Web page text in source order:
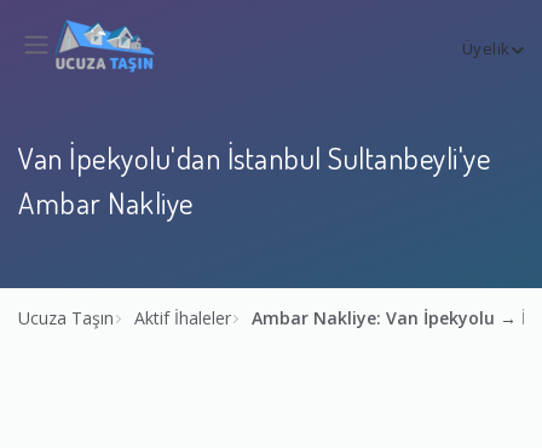
Üyelik
Van İpekyolu'dan İstanbul Sultanbeyli'ye
Ambar Nakliye
Ucuza Taşın Aktif İhaleler Ambar Nakliye: Van İpekyolu →